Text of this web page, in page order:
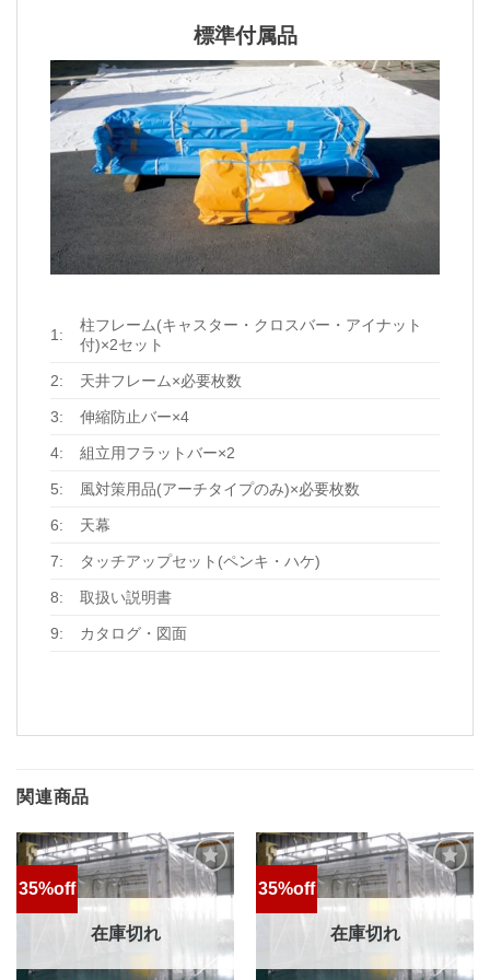
標準付属品
1:
柱フレーム(キャスター・クロスバー・アイナット
付)×2セット
2: 天井フレーム×必要枚数
3: 伸縮防止バー×4
4: 組立用フラットバー×2
5: 風対策用品(アーチタイプのみ)×必要枚数
6: 天幕
7: タッチアップセット(ペンキ・ハケ)
8: 取扱い説明書
9: カタログ・図面
関連商品
35%off
お気
在庫切れ
35%off
お気
在庫切れ